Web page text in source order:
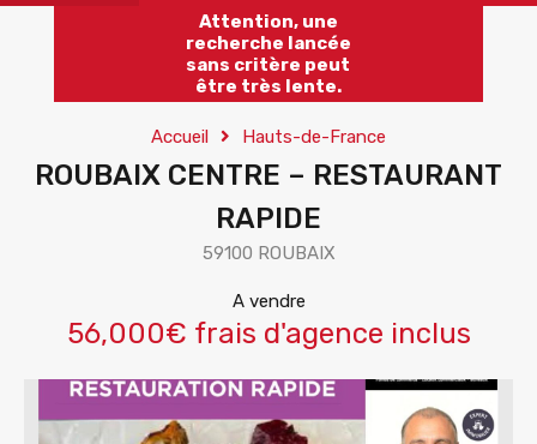
Attention, une
recherche lancée
sans critère peut
être très lente.
Accueil Hauts-de-France
ROUBAIX CENTRE – RESTAURANT
RAPIDE
59100 ROUBAIX
A vendre
56,000€ frais d'agence inclus